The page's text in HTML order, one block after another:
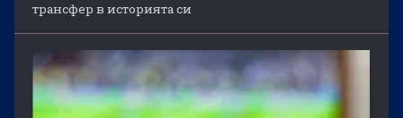
трансфер в историята си